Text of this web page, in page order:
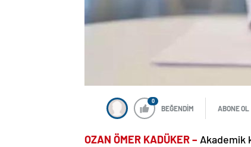
0
BEĞENDİM ABONE OL
OZAN ÖMER KADÜKER – Akademik